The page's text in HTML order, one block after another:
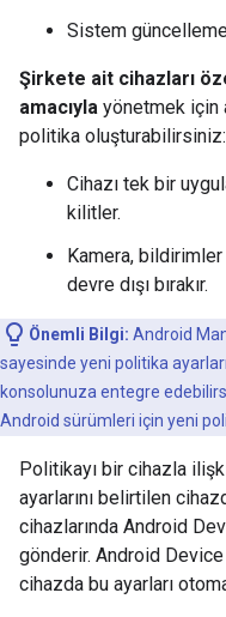
Sistem
Şirkete ait cihazları
amacıyla yönetmek için
politika oluşturabilirsiniz:
Cihazı tek bir
kilitler.
Kamera,
devre dışı bırakır.
Önemli Bilgi: Android
sayesinde yeni politika
konsolunuza entegre
Android sürümleri için yeni
Politikayı bir cihazla
ayarlarını belirtilen
cihazlarında Android
gönderir. Android Device
cihazda bu ayarları